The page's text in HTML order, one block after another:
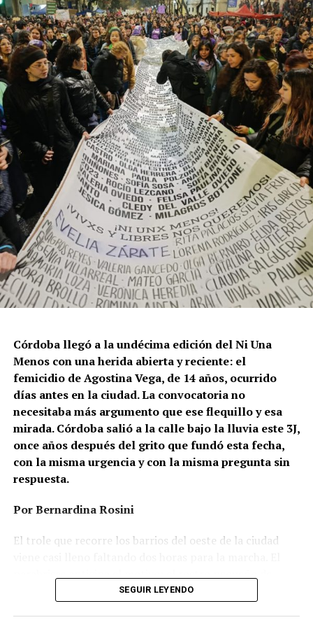
abajo. Viaje en barco de MU desde el bajo delta
bonaerense, para conocer y escuchar a isleños,
productores, docentes, ambientalistas y vecinos que
resisten otra avanzada sobre un territorio en disputa.
Por Francisco Pandolfi
Gonzalo Giles, pensador y
Descargar la Mu en PDF
Ganar la vida: La historia de (no)
Su hijo Ciro tenía 120 veces más agrotóxicos que lo
Córdoba llegó a la undécima edición del Ni Una
Menos con una herida abierta y reciente: el
femicidio de Agostina Vega, de 14 años, ocurrido
días antes en la ciudad. La convocatoria no
necesitaba más argumento que ese flequillo y esa
mirada. Córdoba salió a la calle bajo la lluvia este 3J,
once años después del grito que fundó esta fecha,
con la misma urgencia y con la misma pregunta sin
respuesta.
Por Bernardina Rosini
El trole que recorre los barrios del oeste de la ciudad
Agostina Vega, 14 años. Era fácil intuir que será una
SEGUIR LEYENDO